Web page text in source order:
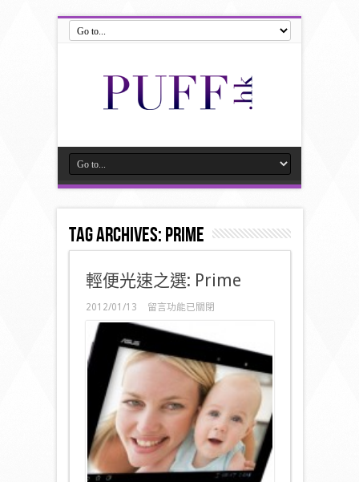
Tag Archives:prime
輕便光速之選: Prime
2012/01/13
在
便
速
Prime〉
中
留言功能已關閉